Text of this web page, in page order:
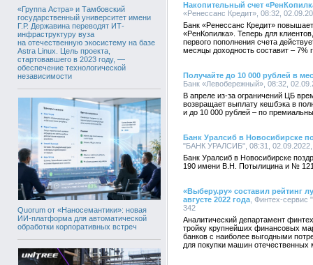
«Группа Астра» и Тамбовский
государственный университет имени
Г.Р. Державина переводят ИТ-
инфраструктуру вуза
на отечественную экосистему на базе
Astra Linux. Цель проекта,
стартовавшего в 2023 году, —
обеспечение технологической
независимости
Quorum от «Наносемантики»: новая
ИИ-платформа для автоматической
обработки корпоративных встреч
Накопительный счет
«Ренессанс Кредит», 08:32,
Банк «Ренессанс Кредит»
«РенКопилка». Теперь для
первого пополнения счета
месяцы доходность составит – 7%
Получайте до 10 000 рублей в
Банк «Левобережный», 08:32,
В апреле из-за ограничений ЦБ
возвращает выплату кешбэка в
и до 10 000 рублей – по
Банк Уралсиб в Новосибирске
"БАНК УРАЛСИБ", 08:31, 02.09.2022,
Банк Уралсиб в Новосибирске
190 имени В.Н. Потылицина и №
«Выберу.ру» составил рейтинг
августе 2022 года , Финтех-
342
Аналитический департамент
тройку крупнейших финансовых
банков с наиболее выгодными
для покупки машин отечественных